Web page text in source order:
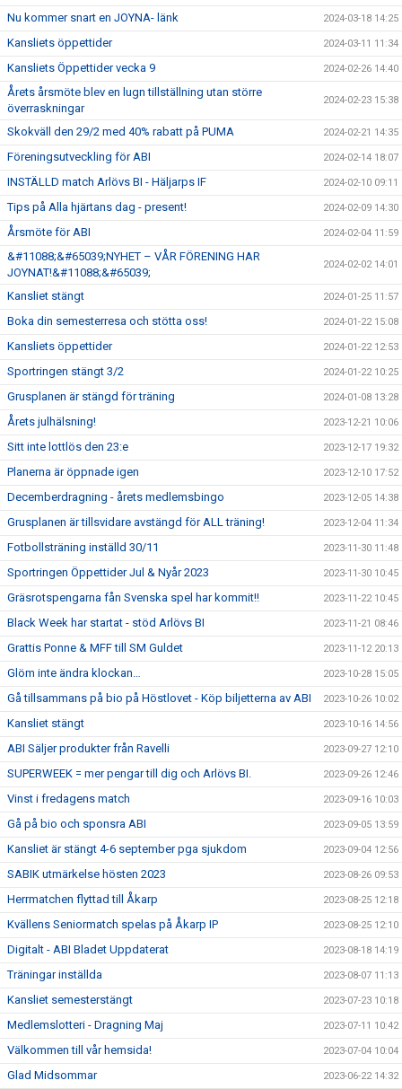
Nu kommer snart en JOYNA- länk 2024-03-18 14:25
Kansliets öppettider 2024-03-11 11:34
Kansliets Öppettider vecka 9 2024-02-26 14:40
Årets årsmöte blev en lugn tillställning utan större
överraskningar
2024-02-23 15:38
Skokväll den 29/2 med 40% rabatt på PUMA 2024-02-21 14:35
Föreningsutveckling för ABI 2024-02-14 18:07
INSTÄLLD match Arlövs BI - Häljarps IF 2024-02-10 09:11
Tips på Alla hjärtans dag - present! 2024-02-09 14:30
Årsmöte för ABI 2024-02-04 11:59
&#11088;&#65039;NYHET – VÅR FÖRENING HAR
JOYNAT!&#11088;&#65039;
2024-02-02 14:01
Kansliet stängt 2024-01-25 11:57
Boka din semesterresa och stötta oss! 2024-01-22 15:08
Kansliets öppettider 2024-01-22 12:53
Sportringen stängt 3/2 2024-01-22 10:25
Grusplanen är stängd för träning 2024-01-08 13:28
Årets julhälsning! 2023-12-21 10:06
Sitt inte lottlös den 23:e 2023-12-17 19:32
Planerna är öppnade igen 2023-12-10 17:52
Decemberdragning - årets medlemsbingo 2023-12-05 14:38
Grusplanen är tillsvidare avstängd för ALL träning! 2023-12-04 11:34
Fotbollsträning inställd 30/11 2023-11-30 11:48
Sportringen Öppettider Jul & Nyår 2023 2023-11-30 10:45
Gräsrotspengarna fån Svenska spel har kommit!! 2023-11-22 10:45
Black Week har startat - stöd Arlövs BI 2023-11-21 08:46
Grattis Ponne & MFF till SM Guldet 2023-11-12 20:13
Glöm inte ändra klockan… 2023-10-28 15:05
Gå tillsammans på bio på Höstlovet - Köp biljetterna av ABI 2023-10-26 10:02
Kansliet stängt 2023-10-16 14:56
ABI Säljer produkter från Ravelli 2023-09-27 12:10
SUPERWEEK = mer pengar till dig och Arlövs BI. 2023-09-26 12:46
Vinst i fredagens match 2023-09-16 10:03
Gå på bio och sponsra ABI 2023-09-05 13:59
Kansliet är stängt 4-6 september pga sjukdom 2023-09-04 12:56
SABIK utmärkelse hösten 2023 2023-08-26 09:53
Herrmatchen flyttad till Åkarp 2023-08-25 12:18
Kvällens Seniormatch spelas på Åkarp IP 2023-08-25 12:10
Digitalt - ABI Bladet Uppdaterat 2023-08-18 14:19
Träningar inställda 2023-08-07 11:13
Kansliet semesterstängt 2023-07-23 10:18
Medlemslotteri - Dragning Maj 2023-07-11 10:42
Välkommen till vår hemsida! 2023-07-04 10:04
Glad Midsommar 2023-06-22 14:32